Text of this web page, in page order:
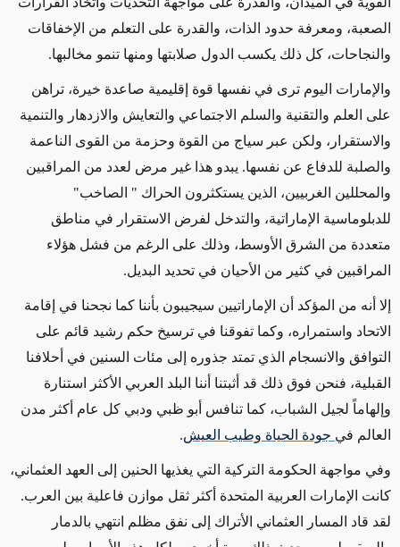
الصعبة، ومعرفة حدود الذات، والقدرة على التعلم من الإخفاقات
والنجاحات، كل ذلك يكسب الدول صلابتها ومنها تنمو مخالبها.
والإمارات اليوم ترى في نفسها قوة إقليمية صاعدة خيرة، تراهن
على العلم والتقنية والسلم الاجتماعي والتعايش والازدهار والتنمية
والاستقرار، ولكن عبر سياج من القوة وحزمة من القوى الناعمة
والصلبة للدفاع عن نفسها. يبدو هذا غير مرض لعدد من المراقبين
والمحللين الغربيين، الذين يستكثرون الحراك " الصاخب"
للدبلوماسية الإماراتية، والتدخل لفرض الاستقرار في مناطق
متعددة من الشرق الأوسط، وذلك على الرغم من فشل هؤلاء
المراقبين في كثير من الأحيان في تحديد البديل.
إلا أنه من المؤكد أن الإماراتيين سيجيبون بأننا كما نجحنا في إقامة
الاتحاد واستمراره، وكما تفوقنا في ترسيخ حكم رشيد قائم على
التوافق والانسجام الذي تمتد جذوره إلى مئات السنين في أحلافنا
القبلية، فنحن فوق ذلك قد أثبتنا أننا البلد العربي الأكثر استنارة
وإلهاماً لجيل الشباب، كما تنافس أبو ظبي ودبي كل عام أكثر مدن
العالم في جودة الحياة وطيب العيش.
وفي مواجهة الحكومة التركية التي يغذيها الحنين إلى العهد العثماني،
كانت الإمارات العربية المتحدة أكثر ثقل موازن فاعلية بين العرب.
لقد قاد المسار العثماني الأتراك إلى نفق مظلم انتهي بالدمار